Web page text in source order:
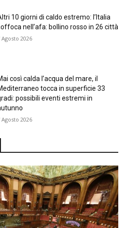
10 giorni di caldo estremo: l’Italia
nell’afa: bollino rosso in 26 città
Agosto 2026
così calda l’acqua del mare, il
tocca in superficie 33
possibili eventi estremi in
Agosto 2026